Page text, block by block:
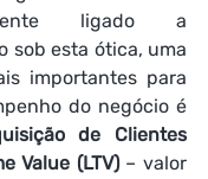
ligado a
sob esta ótica, uma
importantes para
do negócio é
de Clientes
Value (LTV) – valor